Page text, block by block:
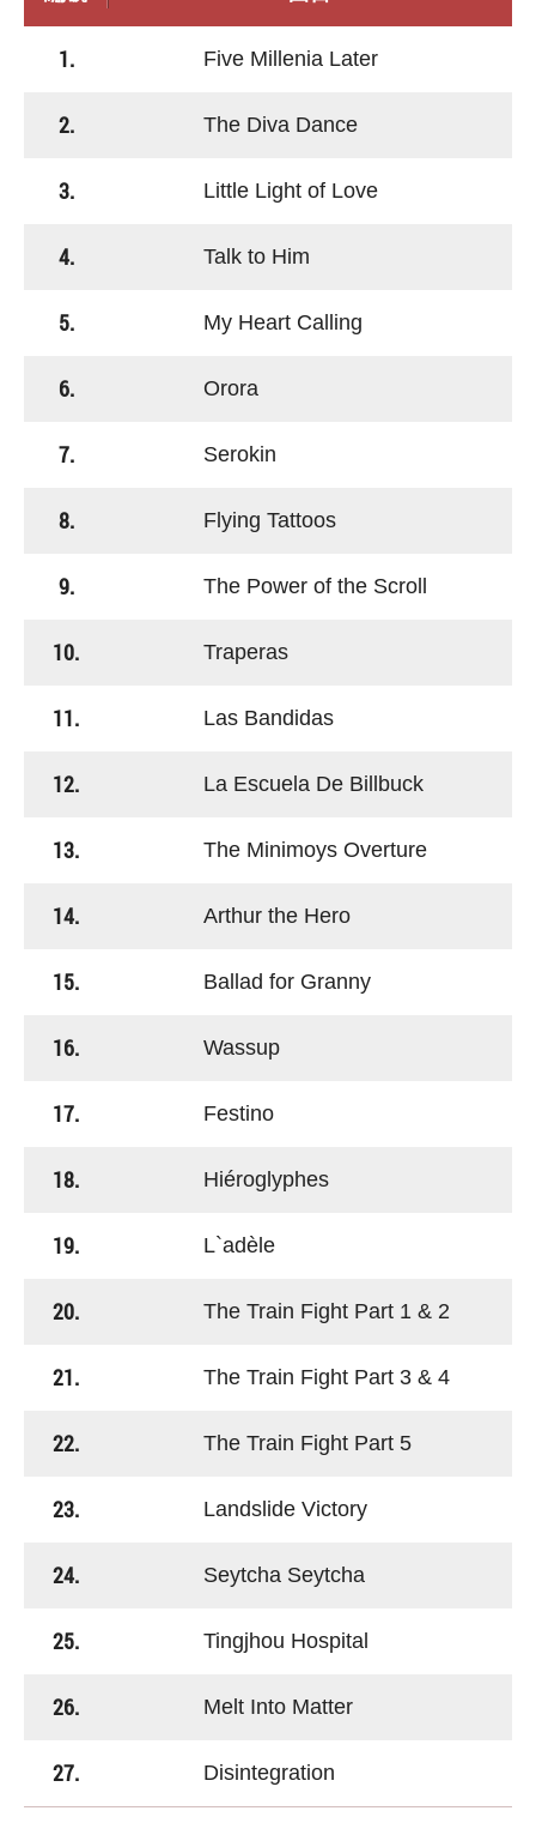
1. Five Millenia Later
2. The Diva Dance
3. Little Light of Love
4. Talk to Him
5. My Heart Calling
6. Orora
7. Serokin
8. Flying Tattoos
9. The Power of the Scroll
10. Traperas
11. Las Bandidas
12. La Escuela De Billbuck
13. The Minimoys Overture
14. Arthur the Hero
15. Ballad for Granny
16. Wassup
17. Festino
18. Hiéroglyphes
19. L`adèle
20. The Train Fight Part 1 & 2
21. The Train Fight Part 3 & 4
22. The Train Fight Part 5
23. Landslide Victory
24. Seytcha Seytcha
25. Tingjhou Hospital
26. Melt Into Matter
27. Disintegration